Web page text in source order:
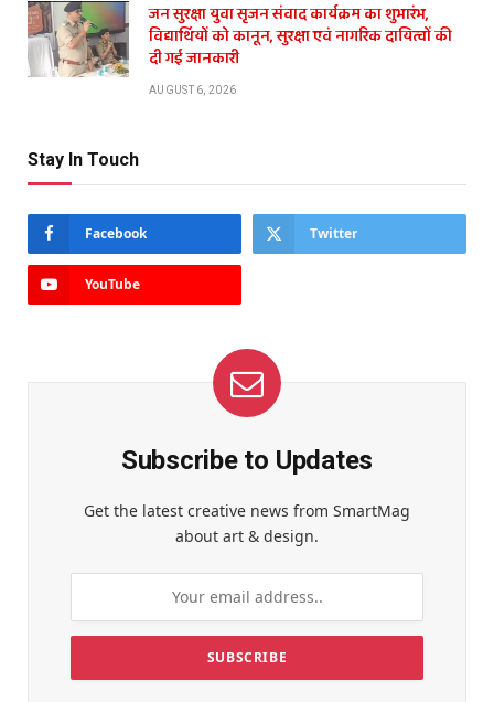
जन सुरक्षा युवा सृजन संवाद कार्यक्रम का शुभारंभ,
विद्यार्थियों को कानून, सुरक्षा एवं नागरिक दायित्वों की
दी गई जानकारी
AUGUST 6, 2026
Stay In Touch
Facebook Twitter
YouTube
Subscribe to Updates
Get the latest creative news from SmartMag
about art & design.